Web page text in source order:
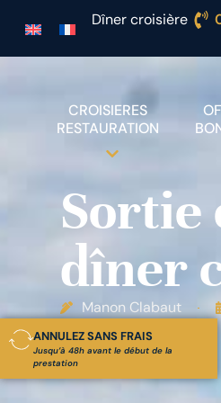
Dîner croisière
CROISIERES
RESTAURATION
Sortie
dîner
Manon Clabaut
ANNULEZ SANS FRAIS
Jusqu’à 48h avant le début de la
prestation